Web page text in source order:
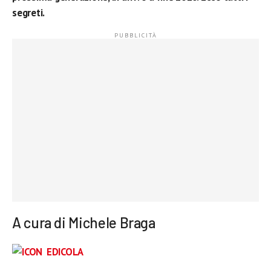
segreti.
A cura di Michele Braga